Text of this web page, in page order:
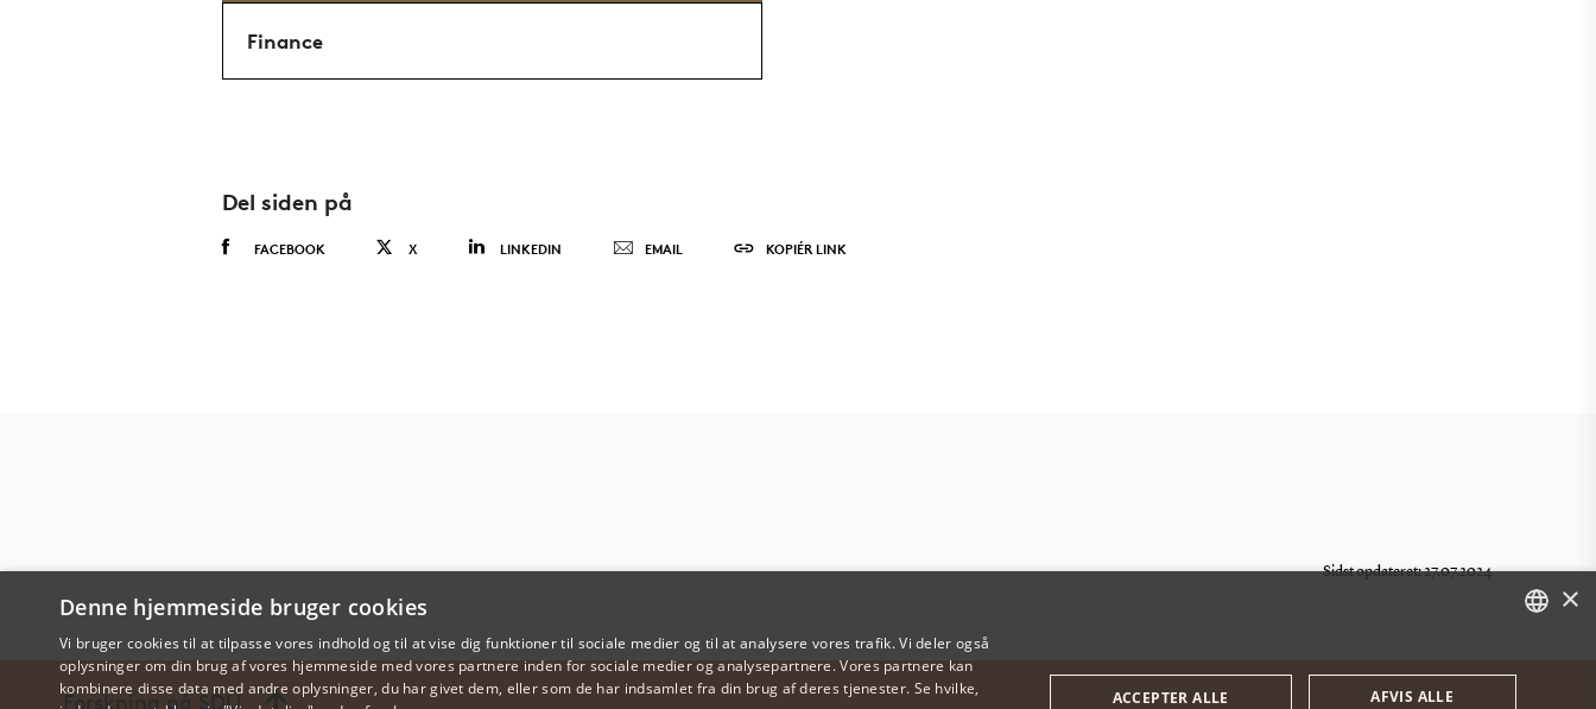
Finance
Del siden på
FACEBOOK X LINKEDIN EMAIL KOPIÉR LINK
Sidst opdateret: 27.07.2024
Forskning på SDU
×
Denne hjemmeside bruger cookies
Vi bruger cookies til at tilpasse vores indhold og til at vise dig funktioner til sociale medier og til at analysere vores trafik. Vi deler også
oplysninger om din brug af vores hjemmeside med vores partnere inden for sociale medier og analysepartnere. Vores partnere kan
kombinere disse data med andre oplysninger, du har givet dem, eller som de har indsamlet fra din brug af deres tjenester. Se hvilke,
ACCEPTER ALLE AFVIS ALLE